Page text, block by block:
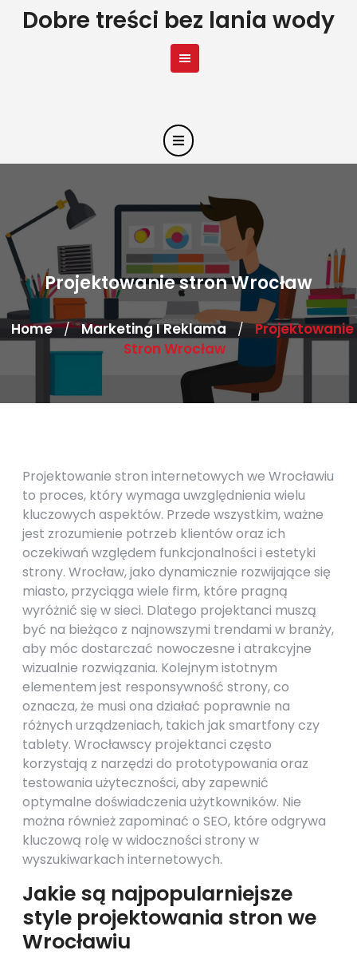
SkipDobre treści bez lania wody
Projektowanie stron Wrocław
Home / Marketing I Reklama / Projektowanie
Stron Wrocław
Projektowanie stron internetowych we Wrocławiu
to proces, który wymaga uwzględnienia wielu
kluczowych aspektów. Przede wszystkim, ważne
jest zrozumienie potrzeb klientów oraz ich
oczekiwań względem funkcjonalności i estetyki
strony. Wrocław, jako dynamicznie rozwijające się
miasto, przyciąga wiele firm, które pragną
wyróżnić się w sieci. Dlatego projektanci muszą
być na bieżąco z najnowszymi trendami w branży,
aby móc dostarczać nowoczesne i atrakcyjne
wizualnie rozwiązania. Kolejnym istotnym
elementem jest responsywność strony, co
oznacza, że musi ona działać poprawnie na
różnych urządzeniach, takich jak smartfony czy
tablety. Wrocławscy projektanci często
korzystają z narzędzi do prototypowania oraz
testowania użyteczności, aby zapewnić
optymalne doświadczenia użytkowników. Nie
można również zapominać o SEO, które odgrywa
kluczową rolę w widoczności strony w
wyszukiwarkach internetowych.
Jakie są najpopularniejsze
style projektowania stron we
Wrocławiu